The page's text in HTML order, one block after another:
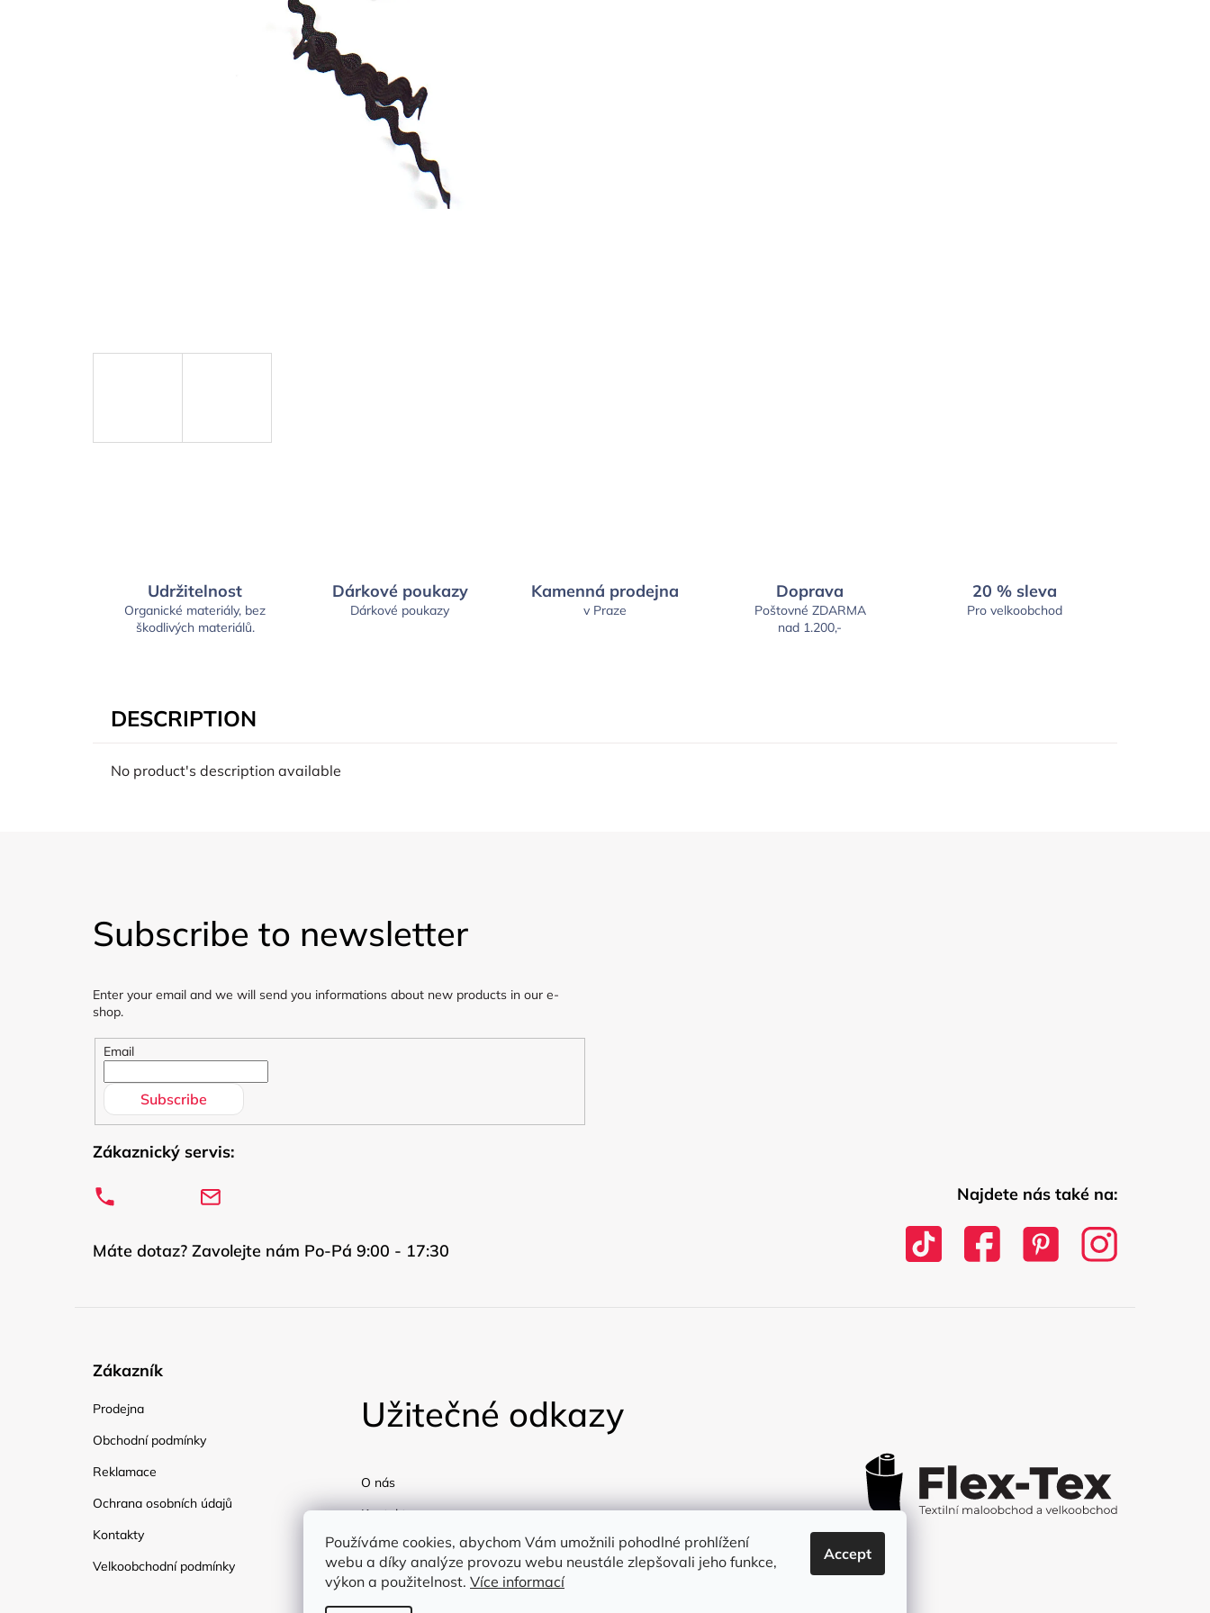
Používáme cookies, abychom Vám umožnili pohodlné prohlížení
webu a díky analýze provozu webu neustále zlepšovali jeho funkce,
výkon a použitelnost. Více informací
Accept
Udržitelnost
Organické materiály, bez
škodlivých materiálů.
Dárkové poukazy
Dárkové poukazy
Kamenná prodejna
v Praze
Doprava
Poštovné ZDARMA
nad 1.200,-
20 % sleva
Pro velkoobchod
DESCRIPTION
No product's description available
Subscribe to newsletter
Enter your email and we will send you informations about new products in our e-
shop.
Email
Subscribe
Zákaznický servis:
Máte dotaz? Zavolejte nám Po-Pá 9:00 - 17:30
Najdete nás také na:
Zákazník
Prodejna
Obchodní podmínky
Reklamace
Ochrana osobních údajů
Kontakty
Velkoobchodní podmínky
Užitečné odkazy
O nás
Kontakty
Doprava
Blog